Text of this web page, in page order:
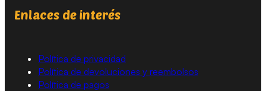
Enlaces de interés
Política de privacidad
Política de devoluciones y reembolsos
Política de pagos